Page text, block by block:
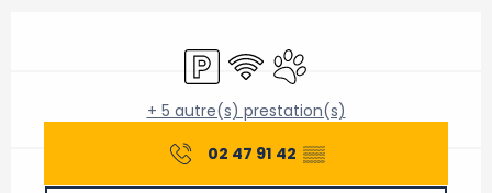
ParkingWiFi Animaux acceptés
+ 5 autre(s) prestation(s)
02 47 91 42 ▒▒